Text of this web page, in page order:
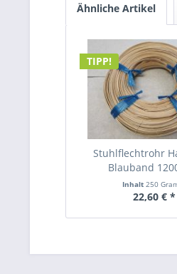
Ähnliche Artikel
TIPP!
Stuhlflechtrohr
Blauband
Inhalt250
22,60 € *